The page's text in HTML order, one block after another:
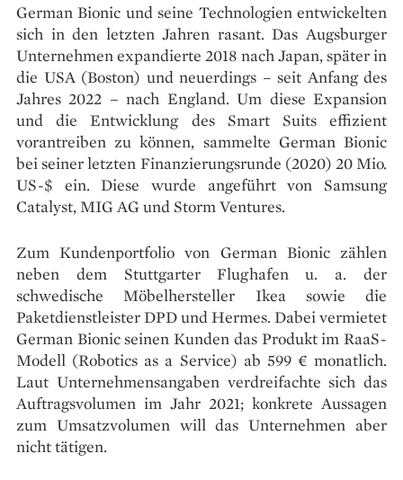
German Bionic und seine Technologien entwickelten
sich in den letzten Jahren rasant. Das Augsburger
Unternehmen expandierte 2018 nach Japan, später in
die USA (Boston) und neuerdings – seit Anfang des
Jahres 2022 – nach England. Um diese Expansion
und die Entwicklung des Smart Suits effizient
vorantreiben zu können, sammelte German Bionic
bei seiner letzten Finanzierungsrunde (2020) 20 Mio.
US-$ ein. Diese wurde angeführt von Samsung
Catalyst, MIG AG und Storm Ventures.
Zum Kundenportfolio von German Bionic zählen
neben dem Stuttgarter Flughafen u. a. der
schwedische Möbelhersteller Ikea sowie die
Paketdienstleister DPD und Hermes. Dabei vermietet
German Bionic seinen Kunden das Produkt im RaaS-
Modell (Robotics as a Service) ab 599 € monatlich.
Laut Unternehmensangaben verdreifachte sich das
Auftragsvolumen im Jahr 2021; konkrete Aussagen
zum Umsatzvolumen will das Unternehmen aber
nicht tätigen.